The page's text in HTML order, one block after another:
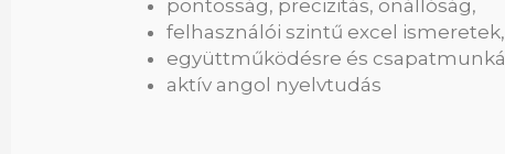
pontosság, precizitás, önállóság,
felhasználói szintű excel ismeretek,
együttműködésre és
aktív angol nyelvtudás